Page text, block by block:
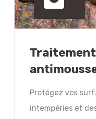
Protégez vos
intempéries et